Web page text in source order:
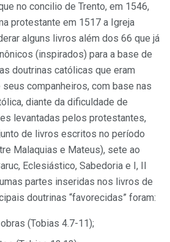
no concilio de Trento, em 1546,
protestante em 1517 a Igreja
alguns livros além dos 66 que já
(inspirados) para a base de
doutrinas católicas que eram
companheiros, com base nas
diante da dificuldade de
levantadas pelos protestantes,
de livros escritos no período
Malaquias e Mateus), sete ao
Eclesiástico, Sabedoria e I, II
partes inseridas nos livros de
doutrinas “favorecidas” foram:
(Tobias 4.7-11);